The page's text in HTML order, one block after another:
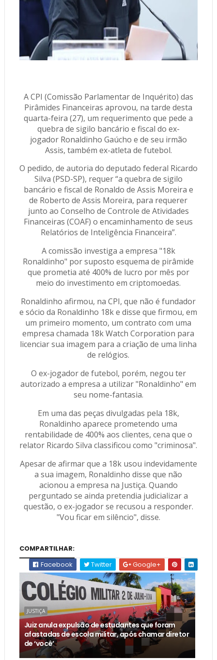
A CPI (Comissão Parlamentar de Inquérito) das
Pirâmides Financeiras aprovou, na tarde desta
quarta-feira (27), um requerimento que pede a
quebra de sigilo bancário e fiscal do ex-
jogador Ronaldinho Gaúcho e de seu irmão
Assis, também ex-atleta de futebol.
O pedido, de autoria do deputado federal Ricardo
Silva (PSD-SP), requer “a quebra de sigilo
bancário e fiscal de Ronaldo de Assis Moreira e
de Roberto de Assis Moreira, para requerer
junto ao Conselho de Controle de Atividades
Financeiras (COAF) o encaminhamento de seus
Relatórios de Inteligência Financeira”.
A comissão investiga a empresa "18k
Ronaldinho" por suposto esquema de pirâmide
que prometia até 400% de lucro por mês por
meio do investimento em criptomoedas.
Ronaldinho afirmou, na CPI, que não é fundador
e sócio da Ronaldinho 18k e disse que firmou, em
um primeiro momento, um contrato com uma
empresa chamada 18k Watch Corporation para
licenciar sua imagem para a criação de uma linha
de relógios.
O ex-jogador de futebol, porém, negou ter
autorizado a empresa a utilizar "Ronaldinho" em
seu nome-fantasia.
Em uma das peças divulgadas pela 18k,
Ronaldinho aparece prometendo uma
rentabilidade de 400% aos clientes, cena que o
relator Ricardo Silva classificou como "criminosa".
Apesar de afirmar que a 18k usou indevidamente
a sua imagem, Ronaldinho disse que não
acionou a empresa na Justiça. Quando
perguntado se ainda pretendia judicializar a
questão, o ex-jogador se recusou a responder.
"Vou ficar em silêncio", disse.
COMPARTILHAR:
Facebook
Twitter Google+
JUSTIÇA
Juiz anula expulsão de estudantes que foram
afastadas de escola militar, após chamar diretor
de ‘você’